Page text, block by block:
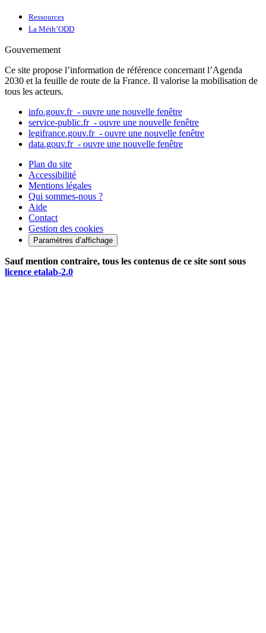
Ressources
La Méth’ODD
Gouvernement
Ce site propose l’information de référence concernant l’Agenda
2030 et la feuille de route de la France. Il valorise la mobilisation de
tous les acteurs.
info.gouv.fr - ouvre une nouvelle fenêtre
service-public.fr - ouvre une nouvelle fenêtre
legifrance.gouv.fr - ouvre une nouvelle fenêtre
data.gouv.fr - ouvre une nouvelle fenêtre
Plan du site
Accessibilité
Mentions légales
Qui sommes-nous ?
Aide
Contact
Gestion des cookies
Paramètres d’affichage
Sauf mention contraire, tous les contenus de ce site sont sous
licence etalab-2.0